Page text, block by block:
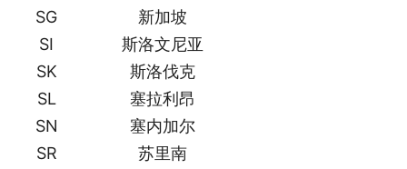
SG
新加坡
SI
斯洛文尼亚
SK
斯洛伐克
SL
塞拉利昂
SN
塞内加尔
SR
苏里南